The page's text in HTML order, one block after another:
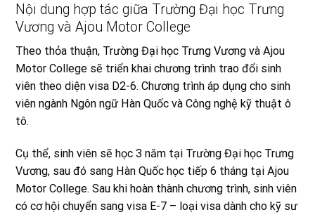
Nội dung hợp tác giữa Trường Đại học Trưng
Vương và Ajou Motor College
Theo thỏa thuận, Trường Đại học Trưng Vương và Ajou
Motor College sẽ triển khai chương trình trao đổi sinh
viên theo diện visa D2-6. Chương trình áp dụng cho sinh
viên ngành Ngôn ngữ Hàn Quốc và Công nghệ kỹ thuật ô
tô.
Cụ thể, sinh viên sẽ học 3 năm tại Trường Đại học Trưng
Vương, sau đó sang Hàn Quốc học tiếp 6 tháng tại Ajou
Motor College. Sau khi hoàn thành chương trình, sinh viên
có cơ hội chuyển sang visa E-7 – loại visa dành cho kỹ sư